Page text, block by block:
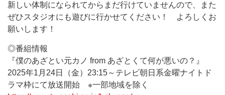
新しい体制になられてからまだ行けていませんので、また
ぜひスタジオにも遊びに行かせてください！ よろしくお
願いします！
◎番組情報
『僕のあざとい元カノ from あざとくて何が悪いの？』
2025年1月24日（金）23:15～テレビ朝日系金曜ナイトド
ラマ枠にて放送開始 ※一部地域を除く